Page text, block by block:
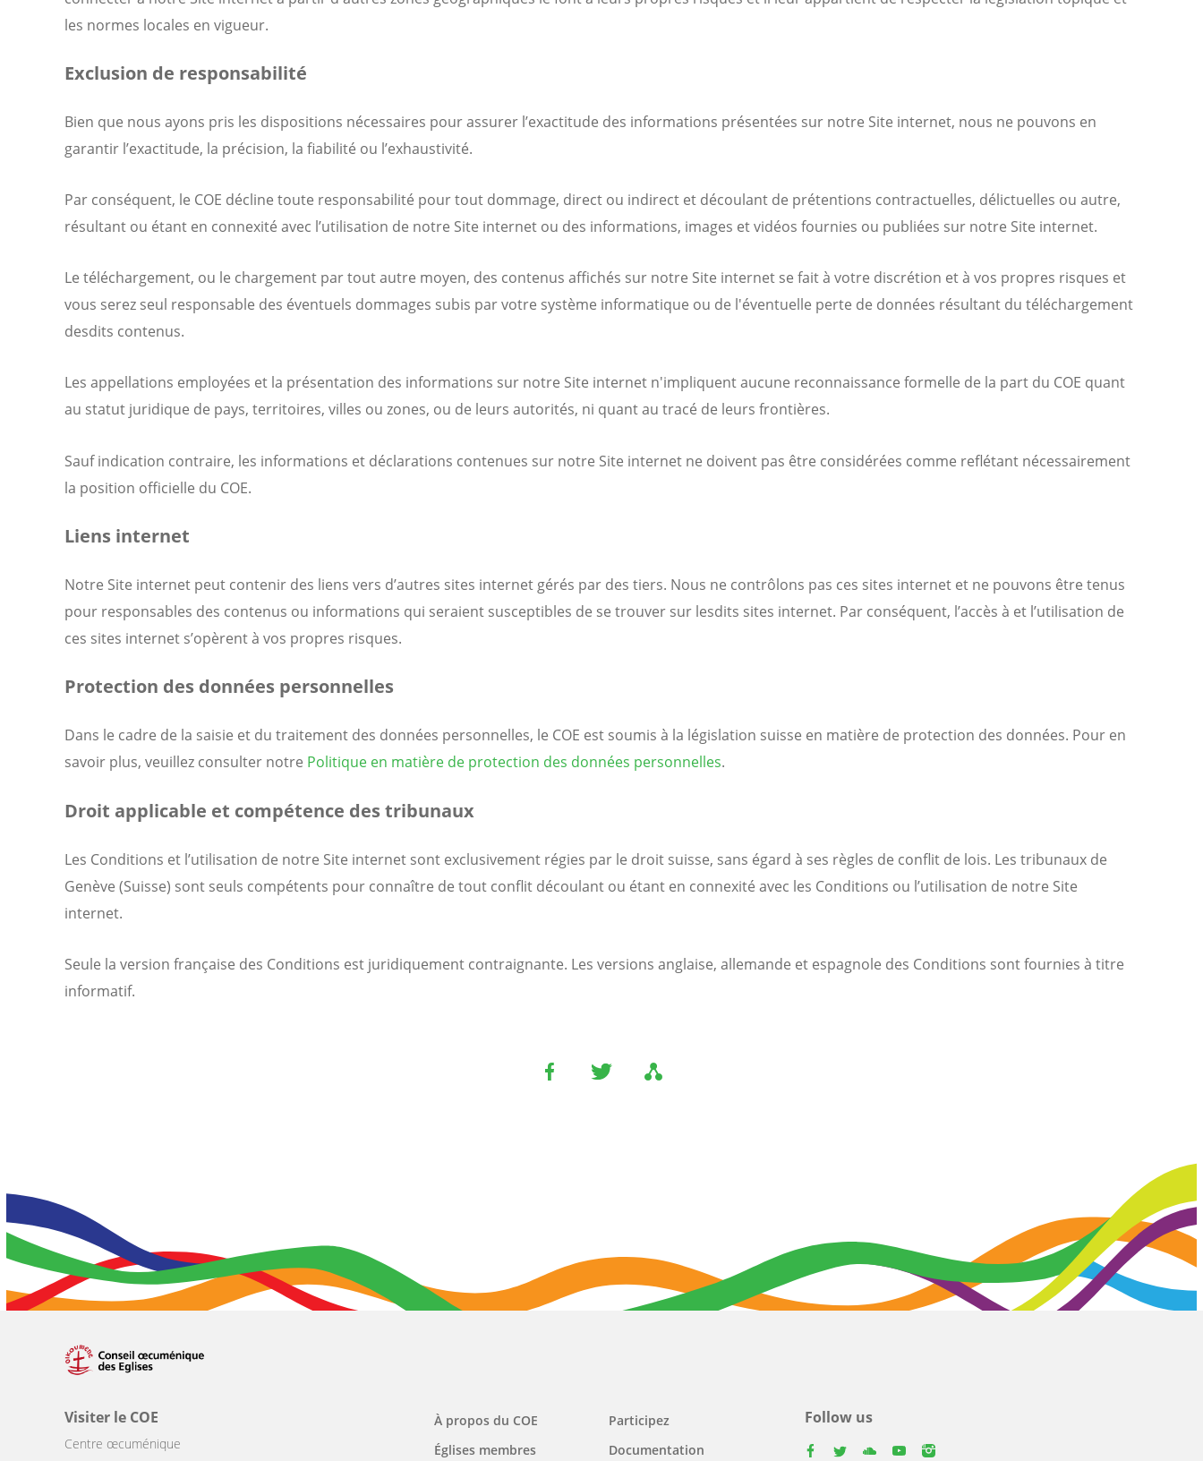
les normes locales en vigueur.
Exclusion de responsabilité
Bien que nous ayons pris les dispositions nécessaires pour assurer l’exactitude des informations présentées sur notre Site internet, nous ne pouvons en
garantir l’exactitude, la précision, la fiabilité ou l’exhaustivité.
Par conséquent, le COE décline toute responsabilité pour tout dommage, direct ou indirect et découlant de prétentions contractuelles, délictuelles ou autre,
résultant ou étant en connexité avec l’utilisation de notre Site internet ou des informations, images et vidéos fournies ou publiées sur notre Site internet.
Le téléchargement, ou le chargement par tout autre moyen, des contenus affichés sur notre Site internet se fait à votre discrétion et à vos propres risques et
vous serez seul responsable des éventuels dommages subis par votre système informatique ou de l'éventuelle perte de données résultant du téléchargement
desdits contenus.
Les appellations employées et la présentation des informations sur notre Site internet n'impliquent aucune reconnaissance formelle de la part du COE quant
au statut juridique de pays, territoires, villes ou zones, ou de leurs autorités, ni quant au tracé de leurs frontières.
Sauf indication contraire, les informations et déclarations contenues sur notre Site internet ne doivent pas être considérées comme reflétant nécessairement
la position officielle du COE.
Liens internet
Notre Site internet peut contenir des liens vers d’autres sites internet gérés par des tiers. Nous ne contrôlons pas ces sites internet et ne pouvons être tenus
pour responsables des contenus ou informations qui seraient susceptibles de se trouver sur lesdits sites internet. Par conséquent, l’accès à et l’utilisation de
ces sites internet s’opèrent à vos propres risques.
Protection des données personnelles
Dans le cadre de la saisie et du traitement des données personnelles, le COE est soumis à la législation suisse en matière de protection des données. Pour en
savoir plus, veuillez consulter notre Politique en matière de protection des données personnelles.
Droit applicable et compétence des tribunaux
Les Conditions et l’utilisation de notre Site internet sont exclusivement régies par le droit suisse, sans égard à ses règles de conflit de lois. Les tribunaux de
Genève (Suisse) sont seuls compétents pour connaître de tout conflit découlant ou étant en connexité avec les Conditions ou l’utilisation de notre Site
internet.
Seule la version française des Conditions est juridiquement contraignante. Les versions anglaise, allemande et espagnole des Conditions sont fournies à titre
informatif.
Visiter le COE
Centre œcuménique
Main
navigation
À propos du COE
Églises membres
Participez
Documentation
Follow us